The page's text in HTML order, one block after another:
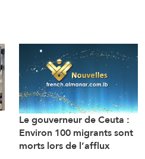
Le gouverneur de Ceuta :
Environ 100 migrants sont
morts lors de l’afflux